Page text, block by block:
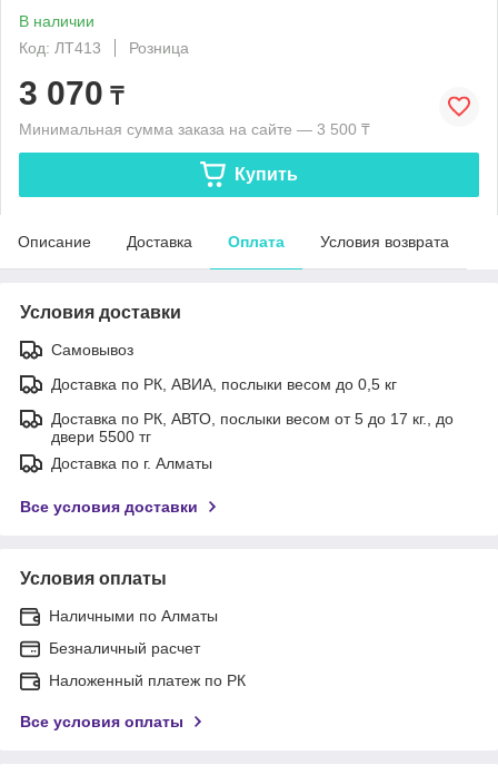
В наличии
Код: ЛТ413
Розница
3 070 ₸
Минимальная сумма заказа на сайте — 3 500 ₸
Купить
Описание Доставка Оплата Условия возврата
Условия доставки
Самовывоз
Доставка по РК, АВИА, послыки весом до 0,5 кг
Доставка по РК, АВТО, послыки весом от 5 до 17 кг., до
двери 5500 тг
Доставка по г. Алматы
Все условия доставки
Условия оплаты
Наличными по Алматы
Безналичный расчет
Наложенный платеж по РК
Все условия оплаты